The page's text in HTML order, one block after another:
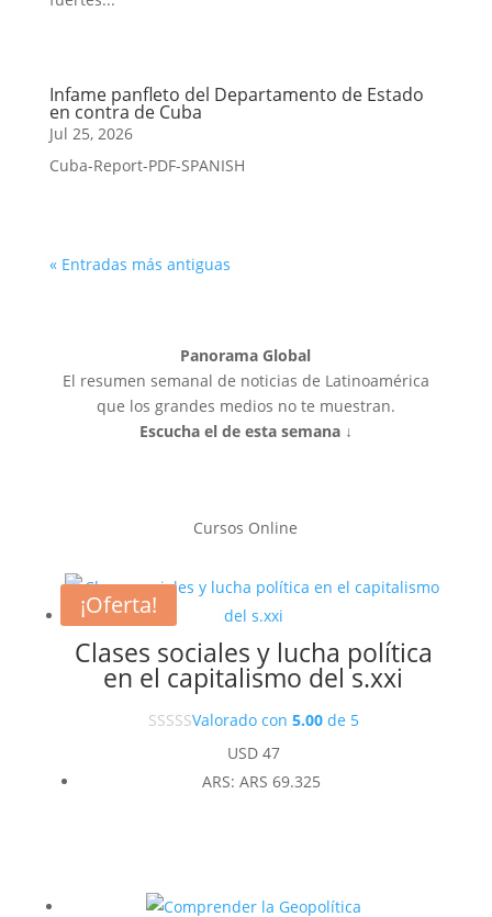
Infame panfleto del Departamento de Estado
en contra de Cuba
Jul 25, 2026
Cuba-Report-PDF-SPANISH
« Entradas más antiguas
Panorama Global
El resumen semanal de noticias de Latinoamérica
que los grandes medios no te muestran.
Escucha el de esta semana ↓
Cursos Online
Clases sociales y lucha política
en el capitalismo del s.xxi
Valorado con 5.00de 5
USD47
ARS: ARS 69.325
¡Oferta!